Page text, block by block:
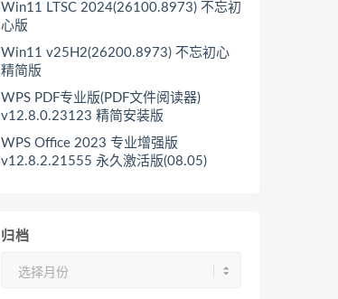
Win11 LTSC 2024(26100.8973) 不忘初
心版
Win11 v25H2(26200.8973) 不忘初心
精简版
WPS PDF专业版(PDF文件阅读器)
v12.8.0.23123 精简安装版
WPS Office 2023 专业增强版
v12.8.2.21555 永久激活版(08.05)
归档